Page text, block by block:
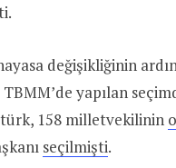
değişikliğinin
TBMM’de yapılan
158 milletvekilinin
seçilmişti.